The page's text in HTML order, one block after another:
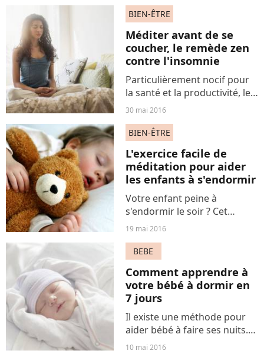
ou la blanquette d'agneau un
peu trop grasse du dîner qui
vous...
BIEN-ÊTRE
Méditer avant de se
coucher, le remède zen
contre l'insomnie
Particulièrement nocif pour
la santé et la productivité, le
manque de sommeil touche
Français sur trois. Pourtant,
des solutions naturelles
existent pour y remédier,...
30 mai 2016
BIEN-ÊTRE
L'exercice facile de
méditation pour aider
les enfants à s'endormir
Votre enfant peine à
s'endormir le soir ? Cet
exercice de méditation
et à passer une bonne nuit
de sommeil.
19 mai 2016
BEBE
Comment apprendre à
votre bébé à dormir en
7 jours
Il existe une méthode pour
aider bébé à faire ses nuits.
Moyennant un peu de
10 mai 2016